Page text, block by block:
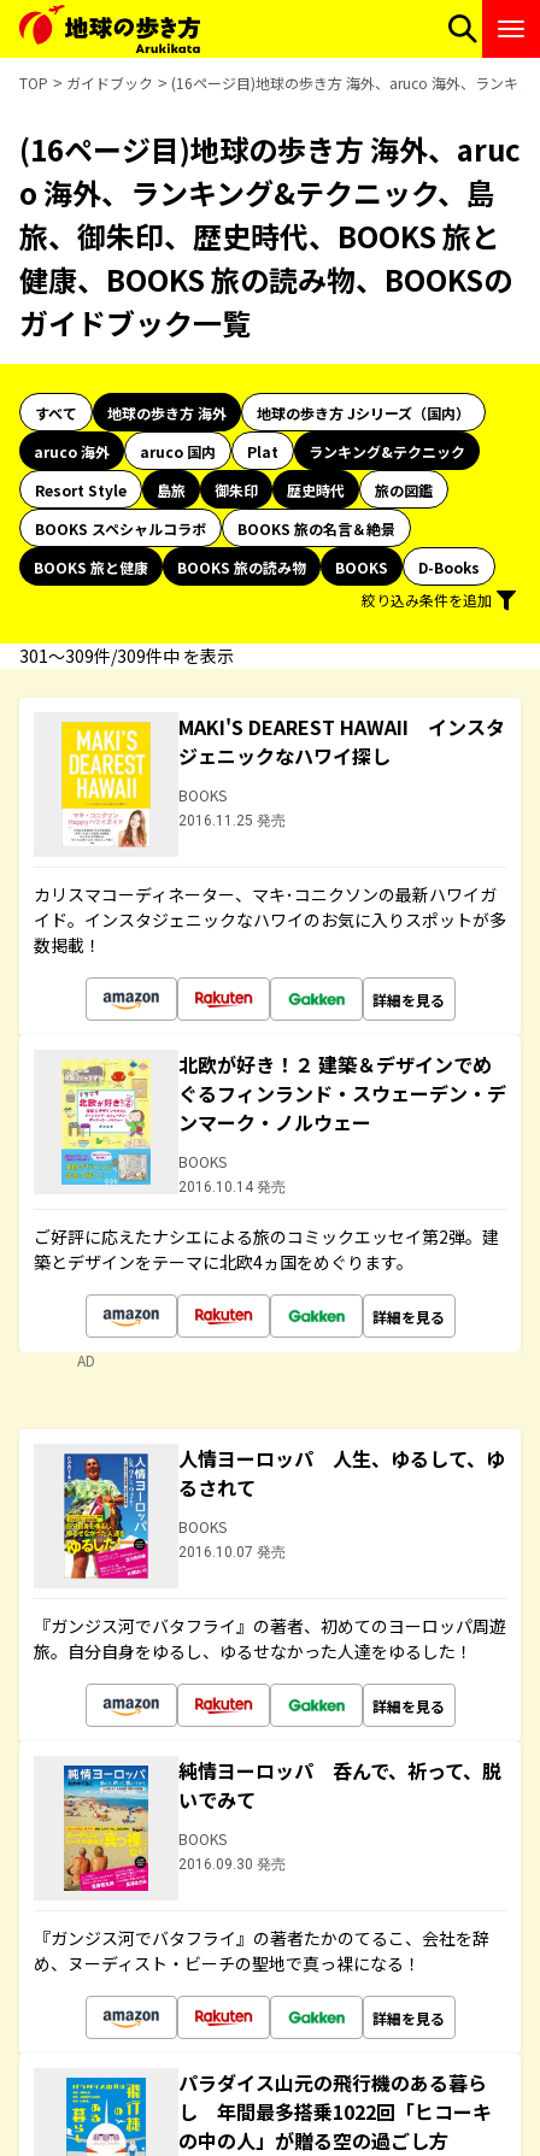
TOP ガイドブック (16ページ目)地球の歩き方 海外、aruco 海外、ランキ
(16ページ目)地球の歩き方 海外、aruc
o 海外、ランキング&テクニック、島
旅、御朱印、歴史時代、BOOKS 旅と
健康、BOOKS 旅の読み物、BOOKSの
ガイドブック一覧
すべて 地球の歩き方 海外
地球の歩き方 Jシリーズ（国内）
aruco 海外
aruco 国内 Plat
ランキング&テクニック
Resort Style
島旅 御朱印 歴史時代
旅の図鑑
BOOKS スペシャルコラボ
BOOKS 旅の名言＆絶景
BOOKS 旅と健康
BOOKS 旅の読み物 BOOKS
D-Books
絞り込み条件を追加
301〜309件/309件中 を表示
MAKI'S DEAREST HAWAII インスタ
ジェニックなハワイ探し
BOOKS
2016.11.25 発売
カリスマコーディネーター、マキ･コニクソンの最新ハワイガ
イド。インスタジェニックなハワイのお気に入りスポットが多
数掲載！
詳細を見る
北欧が好き！２ 建築＆デザインでめ
ぐるフィンランド・スウェーデン・デ
ンマーク・ノルウェー
BOOKS
2016.10.14 発売
ご好評に応えたナシエによる旅のコミックエッセイ第2弾。建
築とデザインをテーマに北欧4ヵ国をめぐります。
詳細を見る
AD
人情ヨーロッパ 人生、ゆるして、ゆ
るされて
BOOKS
2016.10.07 発売
『ガンジス河でバタフライ』の著者、初めてのヨーロッパ周遊
旅。自分自身をゆるし、ゆるせなかった人達をゆるした！
詳細を見る
純情ヨーロッパ 呑んで、祈って、脱
いでみて
BOOKS
2016.09.30 発売
『ガンジス河でバタフライ』の著者たかのてるこ、会社を辞
め、ヌーディスト・ビーチの聖地で真っ裸になる！
詳細を見る
パラダイス山元の飛行機のある暮ら
し 年間最多搭乗1022回「ヒコーキ
の中の人」が贈る空の過ごし方